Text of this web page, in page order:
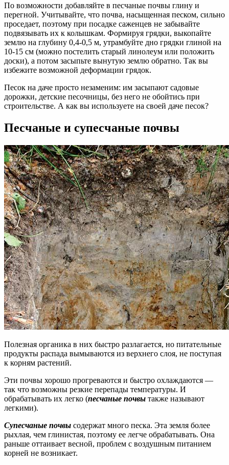
По возможности добавляйте в песчаные почвы глину и
перегной. Учитывайте, что почва, насыщенная песком, сильно
проседает, поэтому при посадке саженцев не забывайте
подвязывать их к колышкам. Формируя грядки, выкопайте
землю на глубину 0,4-0,5 м, утрамбуйте дно грядки глиной на
10-15 см (можно постелить старый линолеум или положить
доски), а потом засыпьте вынутую землю обратно. Так вы
избежите возможной деформации грядок.
Песок на даче просто незаменим: им засыпают садовые
дорожки, детские песочницы, без него не обойтись при
строительстве. А как вы используете на своей даче песок?
Песчаные и супесчаные почвы
Полезная органика в них быстро разлагается, но питательные
продукты распада вымываются из верхнего слоя, не поступая
к корням растений.
Эти почвы хорошо прогреваются и быстро охлаждаются —
так что возможны резкие перепады температуры. И
обрабатывать их легко (песчаные почвы также называют
легкими).
Супесчаные почвы содержат много песка. Эта земля более
рыхлая, чем глинистая, поэтому ее легче обрабатывать. Она
раньше оттаивает весной, проблем с воздушным питанием
корней не возникает.